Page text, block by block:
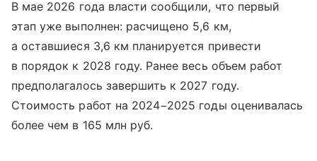
В мае 2026 года власти сообщили, что первый
этап уже выполнен: расчищено 5,6 км,
а оставшиеся 3,6 км планируется привести
в порядок к 2028 году. Ранее весь объем работ
предполагалось завершить к 2027 году.
Стоимость работ на 2024−2025 годы оценивалась
более чем в 165 млн руб.